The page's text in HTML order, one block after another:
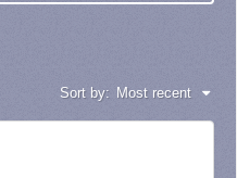
Sort by: Most recent